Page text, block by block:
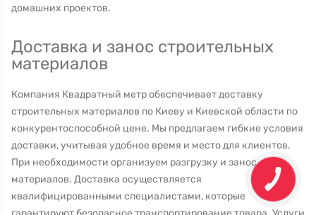
домашних проектов.
Доставка и занос строительных
материалов
Компания Квадратный метр обеспечивает доставку
строительных материалов по Киеву и Киевской области по
конкурентоспособной цене. Мы предлагаем гибкие условия
доставки, учитывая удобное время и место для клиентов.
При необходимости организуем разгрузку и занос
материалов. Доставка осуществляется
квалифицированными специалистами, которые